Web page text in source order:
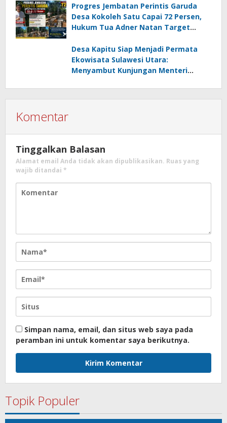
Progres Jembatan Perintis Garuda
Desa Kokoleh Satu Capai 72 Persen,
Hukum Tua Adner Natan Target
Desa Kapitu Siap Menjadi Permata
Ekowisata Sulawesi Utara:
Menyambut Kunjungan Menteri
Komentar
Tinggalkan Balasan
Alamat email Anda tidak akan dipublikasikan. Ruas yang
wajib ditandai *
Simpan nama, email, dan situs web saya pada
peramban ini untuk komentar saya berikutnya.
Topik Populer